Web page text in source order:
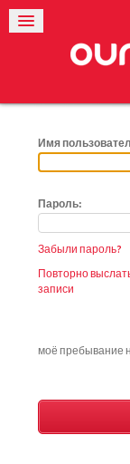
Имя
Пароль:
Забыли пароль?
Повторно
записи
моё пребывание